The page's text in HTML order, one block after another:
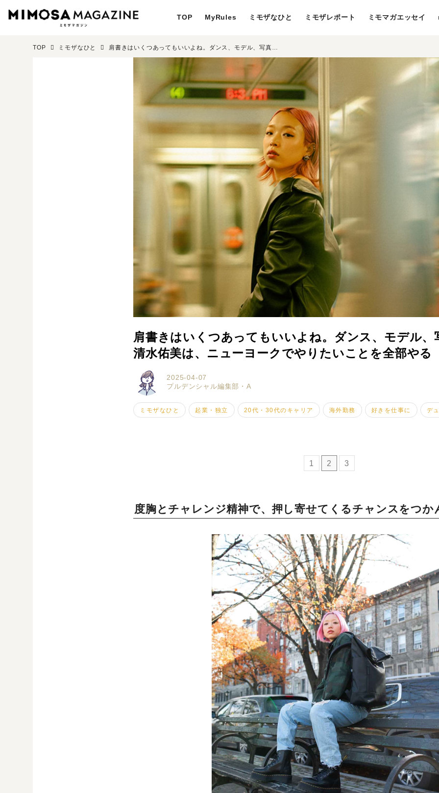
ミモザマガジンとは
ミモザなひと
ミモマガエッセイ
運営会社
利用規約
プライバシーポリシー
TOP MyRules ミモザなひと ミモザレポート ミモマガエッセイ
TOP ミモザなひと 肩書きはいくつあってもいいよね。ダンス、モデル、写真―― 清水佑美は、ニューヨークでやりたいことを全部やる
肩書きはいくつあってもいいよね。ダンス、モデル
清水佑美は、ニューヨークでやりたいことを全部やる
2025-04-07
プルデンシャル編集部・A
ミモザなひと 起業・独立 20代・30代のキャリア 海外勤務 好きを仕事に デ
1 2 3
度胸とチャレンジ精神で、押し寄せてくるチャンスをつか